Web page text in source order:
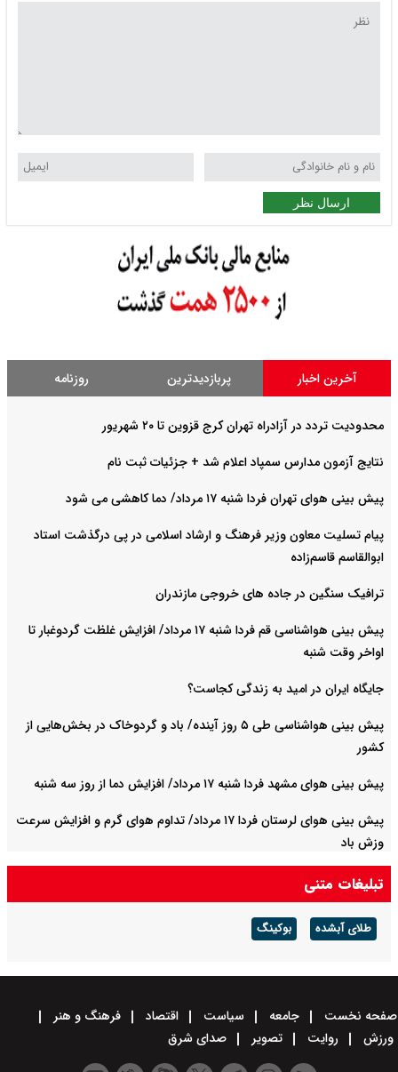
ارسال نظر
آخرین اخبار پربازدیدترین روزنامه
محدودیت تردد در آزادراه تهران کرج قزوین تا ۲۰ شهریور
نتایج آزمون مدارس سمپاد اعلام شد + جزئیات ثبت نام
پیش بینی هوای تهران فردا شنبه ۱۷ مرداد/ دما کاهشی می شود
پیام تسلیت معاون وزیر فرهنگ و ارشاد اسلامی در پی درگذشت استاد
ابوالقاسم قاسم‌زاده
ترافیک سنگین در جاده های خروجی مازندران
پیش بینی هواشناسی قم فردا شنبه ۱۷ مرداد/ افزایش غلظت گردوغبار تا
اواخر وقت شنبه
جایگاه ایران در امید به زندگی کجاست؟
پیش بینی هواشناسی طی ۵ روز آینده/ باد و گردوخاک در بخش‌هایی از
کشور
پیش بینی هوای مشهد فردا شنبه ۱۷ مرداد/ افزایش دما از روز سه شنبه
پیش بینی هوای لرستان فردا ۱۷ مرداد/ تداوم هوای گرم و افزایش سرعت
وزش باد
تبلیغات متنی
طلای آبشده بوکینگ
صفحه نخست جامعه سیاست اقتصاد
فرهنگ و هنر
ورزش
روایت تصویر صدای شرق